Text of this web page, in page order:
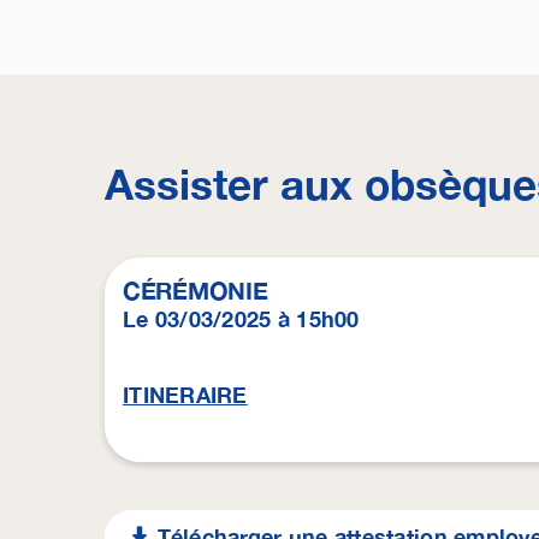
Assister aux
CÉRÉMONIE
Le 03/03/2025 à 15h00
ITINERAIRE